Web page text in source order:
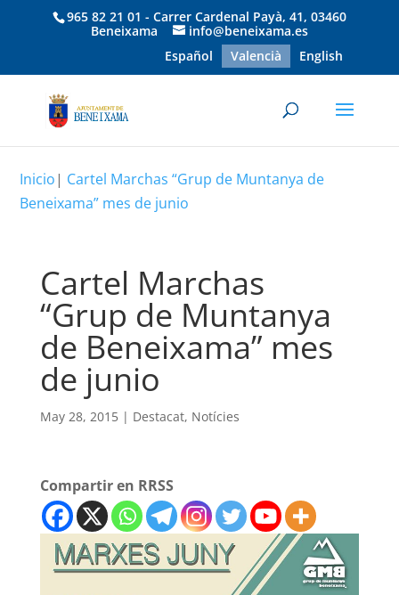
965 82 21 01 - Carrer Cardenal Payà, 41, 03460
Beneixama
info@beneixama.es
Español
Valencià English
Inicio| Cartel Marchas “Grup de Muntanya de
Beneixama” mes de junio
Cartel Marchas
“Grup de Muntanya
de Beneixama” mes
de junio
May 28, 2015| Destacat, Notícies
Compartir en RRSS